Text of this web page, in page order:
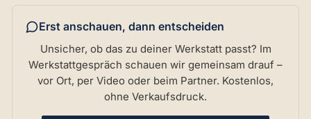
Erst anschauen, dann entscheiden
Unsicher, ob das zu deiner Werkstatt passt? Im
Werkstattgespräch schauen wir gemeinsam drauf –
vor Ort, per Video oder beim Partner. Kostenlos,
ohne Verkaufsdruck.